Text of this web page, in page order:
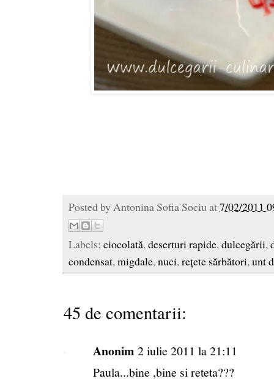
Posted by Antonina Sofia Sociu at7/02/2011
Labels: ciocolată,deserturi rapide,dulcegării,
condensat,migdale,nuci,rețete sărbători,unt
45 de comentarii:
Anonim 2 iulie 2011 la 21:11
Paula...bine ,bine si reteta???